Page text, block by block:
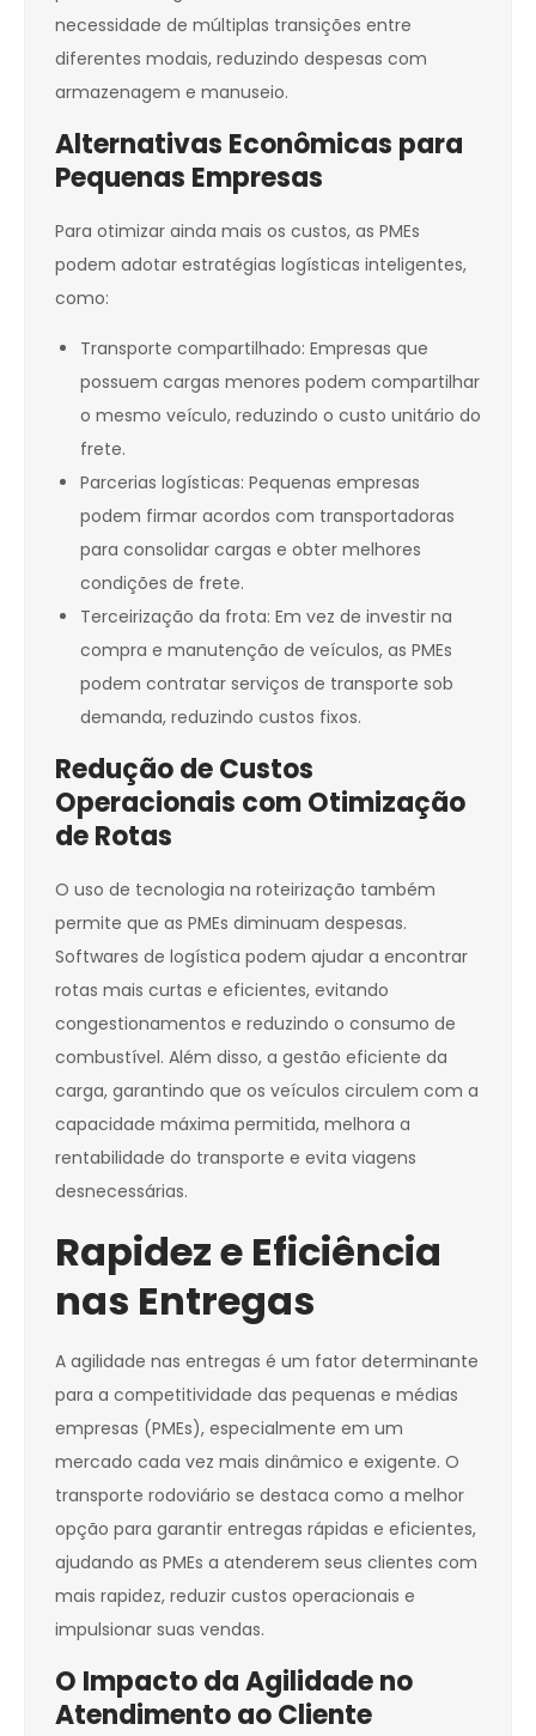
necessidade de múltiplas transições entre
diferentes modais, reduzindo despesas com
armazenagem e manuseio.
Alternativas Econômicas para
Pequenas Empresas
Para otimizar ainda mais os custos, as PMEs
podem adotar estratégias logísticas inteligentes,
como:
Transporte compartilhado: Empresas que
possuem cargas menores podem compartilhar
o mesmo veículo, reduzindo o custo unitário do
frete.
Parcerias logísticas: Pequenas empresas
podem firmar acordos com transportadoras
para consolidar cargas e obter melhores
condições de frete.
Terceirização da frota: Em vez de investir na
compra e manutenção de veículos, as PMEs
podem contratar serviços de transporte sob
demanda, reduzindo custos fixos.
Redução de Custos
Operacionais com Otimização
de Rotas
O uso de tecnologia na roteirização também
permite que as PMEs diminuam despesas.
Softwares de logística podem ajudar a encontrar
rotas mais curtas e eficientes, evitando
congestionamentos e reduzindo o consumo de
combustível. Além disso, a gestão eficiente da
carga, garantindo que os veículos circulem com a
capacidade máxima permitida, melhora a
rentabilidade do transporte e evita viagens
desnecessárias.
Rapidez e Eficiência
nas Entregas
A agilidade nas entregas é um fator determinante
para a competitividade das pequenas e médias
empresas (PMEs), especialmente em um
mercado cada vez mais dinâmico e exigente. O
transporte rodoviário se destaca como a melhor
opção para garantir entregas rápidas e eficientes,
ajudando as PMEs a atenderem seus clientes com
mais rapidez, reduzir custos operacionais e
impulsionar suas vendas.
O Impacto da Agilidade no
Atendimento ao Cliente